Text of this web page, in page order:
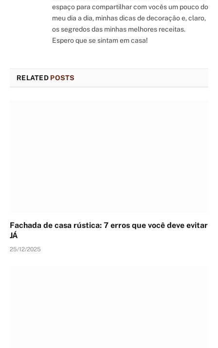
espaço para compartilhar com vocês um pouco do
meu dia a dia, minhas dicas de decoração e, claro,
os segredos das minhas melhores receitas.
Espero que se sintam em casa!
RELATED POSTS
Fachada de casa rústica: 7 erros que você deve evitar
JÁ
25/12/2025